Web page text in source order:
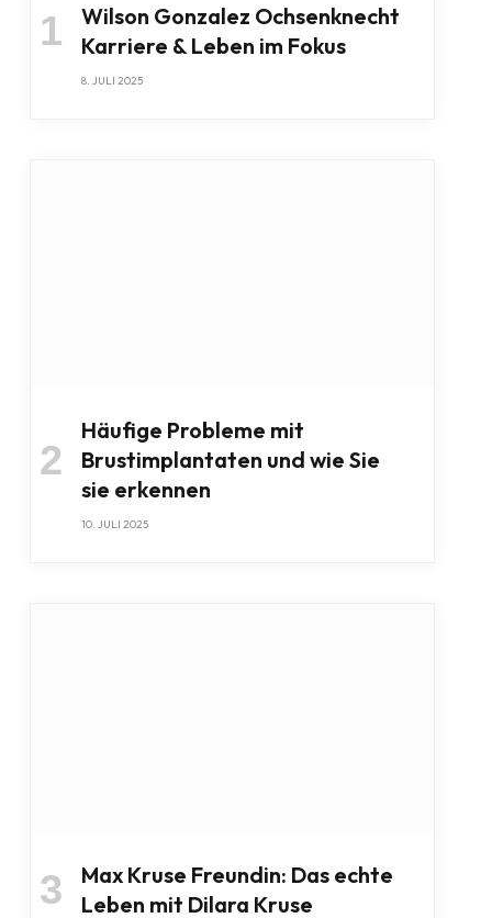
Wilson Gonzalez Ochsenknecht
Karriere & Leben im Fokus
8. JULI 2025
Häufige Probleme mit
Brustimplantaten und wie Sie
sie erkennen
10. JULI 2025
Max Kruse Freundin: Das echte
Leben mit Dilara Kruse